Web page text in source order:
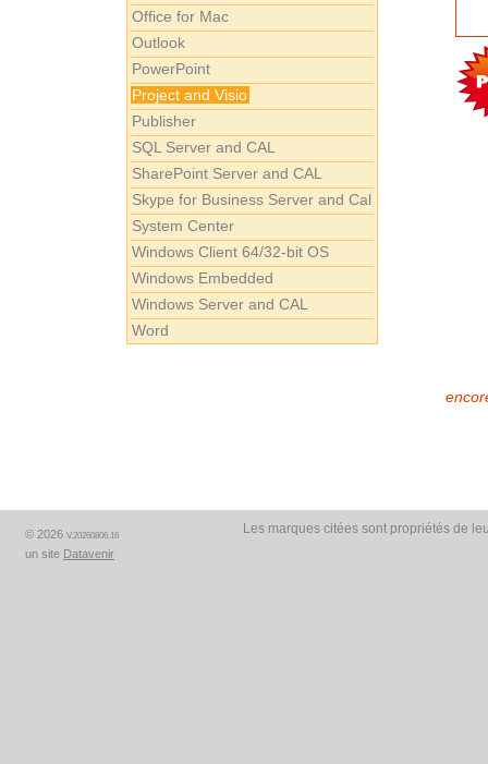
Office for Mac
Outlook
PowerPoint
Project and Visio
Publisher
SQL Server and CAL
SharePoint Server and CAL
Skype for Business Server and Cal
System Center
Windows Client 64/32-bit OS
Windows Embedded
Windows Server and CAL
Word
© 2026 V.20260806.16
un site Datavenir
Les marques citées sont propriétés de